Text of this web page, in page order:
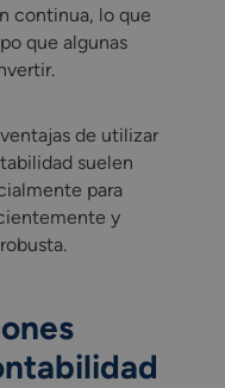
continua, lo que
que algunas
de utilizar
suelen
para
y